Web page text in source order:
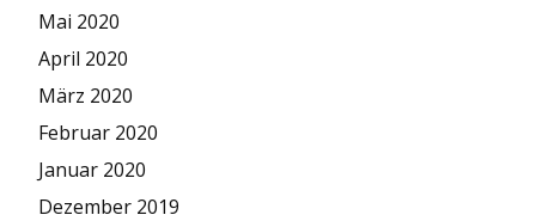
Mai 2020
April 2020
März 2020
Februar 2020
Januar 2020
Dezember 2019